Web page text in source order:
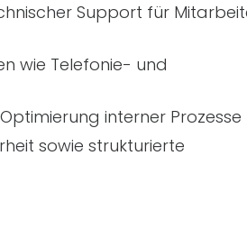
Support für
wie Telefonie- und
interner Prozesse
sowie strukturierte